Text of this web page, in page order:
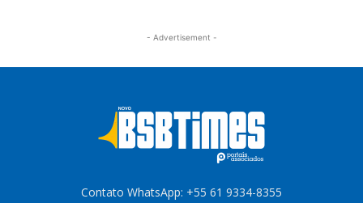
- Advertisement -
Contato WhatsApp: +55 61 9334-8355